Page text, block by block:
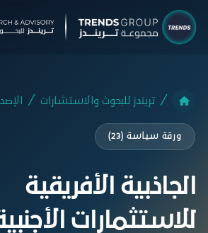
تريندز للبحوث والاستشارات
ورقة سياسة (23)
الجاذبية الأفريقية
للاستثمارات